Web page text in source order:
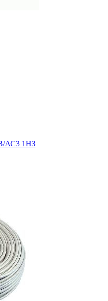
АС3 1HЗ